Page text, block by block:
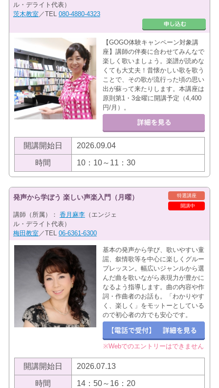
ル・デライト代表）
茨木教室 ／TEL 080-4880-4323
【GOGO体験キャンペーン対象講
座】講師の伴奏に合わせてみんなで
楽しく歌いましょう。楽譜が読めな
くても大丈夫！昔懐かしい歌を歌う
ことで、その歌が流行った頃の思い
出が蘇って来たりします。本講座は
原則第1・3金曜に開講予定（4,400
円/月）。
開講開始日 2026.09.04
時間 10：10～11：30
特選講座
開講中
発声から学ぼう 楽しい声楽入門（月曜）
講師（所属）： 香月麻李（エンジェ
ル・デライト代表）
梅田教室 ／TEL 06-6361-6300
基本の発声から学び、歌いやすい童
謡、叙情歌等を中心に楽しくグルー
プレッスン。幅広いジャンルから選
んだ曲を歌いながら表現力が豊かに
なるよう指導します。曲の内容や作
詞・作曲者のお話も。「わかりやす
く、楽しく」をモットーとしている
ので初心者の方でも安心です。
※Webでのエントリーはできません
開講開始日 2026.07.13
時間 14：50～16：20